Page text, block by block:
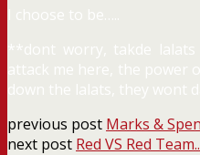
I choose to be…..
**dont worry, takde
attack me here, the power
down the lalats, they wont
previous post Marks &
next post Red VS Red